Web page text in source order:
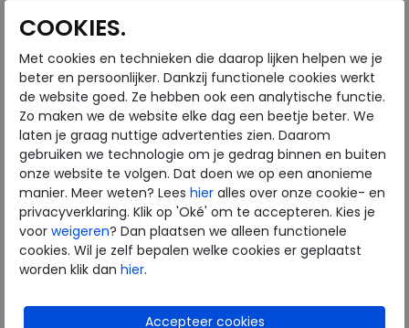
Gabor
Piedi Nudi
Pikolinos
Solidus
Think
Waldlaufer
Westland
Wolky
Herenschoenen
Australian
Birkenstock
Clarks
COOKIES.
Met cookies en technieken die daarop lijken helpen we je
beter en persoonlijker. Dankzij functionele cookies werkt
de website goed. Ze hebben ook een analytische functie.
Zo maken we de website elke dag een beetje beter. We
laten je graag nuttige advertenties zien. Daarom
gebruiken we technologie om je gedrag binnen en buiten
onze website te volgen. Dat doen we op een anonieme
manier. Meer weten? Lees hier alles over onze cookie- en
privacyverklaring. Klik op 'Oké' om te accepteren. Kies je
voor weigeren? Dan plaatsen we alleen functionele
cookies. Wil je zelf bepalen welke cookies er geplaatst
worden klik dan hier.